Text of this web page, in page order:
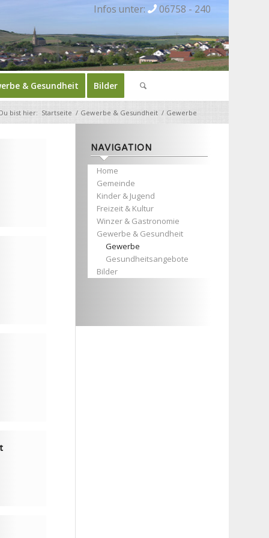
Infos unter: 06758 - 240
& Gesundheit Bilder
bist hier: Startseite / Gewerbe & Gesundheit / Gewerbe
NAVIGATION
Home
Gemeinde
Kinder & Jugend
Freizeit & Kultur
Winzer & Gastronomie
Gewerbe & Gesundheit
Gewerbe
Gesundheitsangebote
Bilder